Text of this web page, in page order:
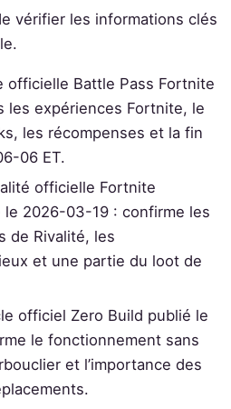
vérifier les informations clés
officielle Battle Pass Fortnite
les expériences Fortnite, le
les récompenses et la fin
06 ET.
officielle Fortnite
2026-03-19 : confirme les
de Rivalité, les
et une partie du loot de
officiel Zero Build publié le
le fonctionnement sans
et l’importance des